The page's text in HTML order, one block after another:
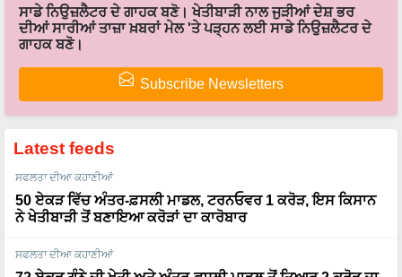
ਗਾਹਕ ਬਣੋ।
Latest feeds
ਸਫਲਤਾ ਦੀਆ ਕਹਾਣੀਆਂ
50 ਏਕੜ ਵਿੱਚ ਅੰਤਰ-ਫ਼ਸਲੀ ਮਾਡਲ, ਟਰਨਓਵਰ 1 ਕਰੋੜ, ਇਸ ਕਿਸਾਨ
ਨੇ ਖੇਤੀਬਾੜੀ ਤੋਂ ਬਣਾਇਆ ਕਰੋੜਾਂ ਦਾ ਕਾਰੋਬਾਰ
72 ਏਕੜ ਗੰਨੇ ਦੀ ਖੇਤੀ ਅਤੇ ਅੰਤਰ-ਫਸਲੀ ਮਾਡਲ ਤੋਂ ਤਿਆਰ 2 ਕਰੋੜ ਦਾ
ਸਾਮਰਾਜ, ਜਾਣੋ Sartaj Khan ਦੀ ਕਾਮਯਾਬੀ ਦਾ ਰਾਜ